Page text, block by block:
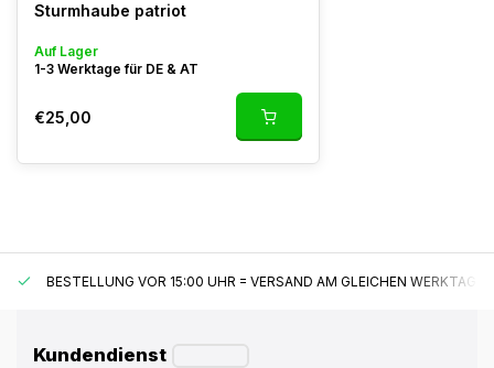
Sturmhaube patriot
Auf Lager
1-3 Werktage für DE & AT
€25,00
BESTELLUNG VOR 15:00 UHR = VERSAND AM GLEICHEN WERKTAG*
Kundendienst